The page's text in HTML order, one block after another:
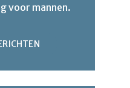
voor mannen.